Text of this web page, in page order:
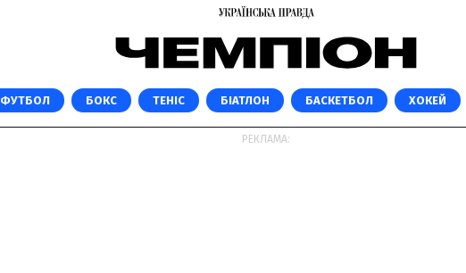
ФУТБОЛ БОКС ТЕНІС БІАТЛОН БАСКЕТБОЛ ХОКЕЙ
РЕКЛАМА: